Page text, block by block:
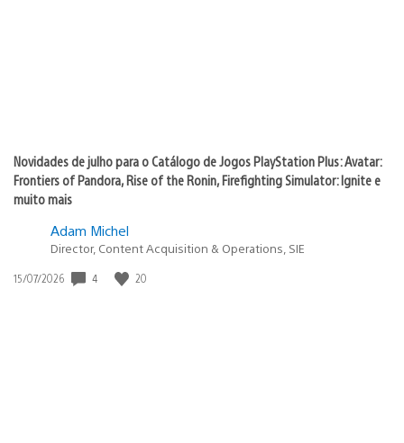
Novidades de julho para o Catálogo de Jogos PlayStation Plus: Avatar:
Frontiers of Pandora, Rise of the Ronin, Firefighting Simulator: Ignite e
muito mais
Adam Michel
Director, Content Acquisition & Operations, SIE
Data
15/07/2026 4 20